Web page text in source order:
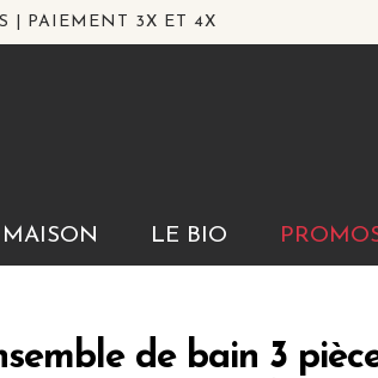
| PAIEMENT 3X ET 4X
LE BIO
de bain 3